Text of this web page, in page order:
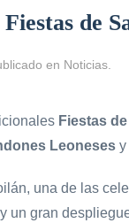
de
en Noticias
Fiestas
Leoneses y
una de las
un gran